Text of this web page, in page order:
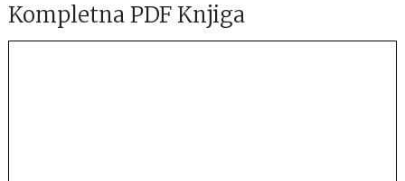
Kompletna PDF Knjiga